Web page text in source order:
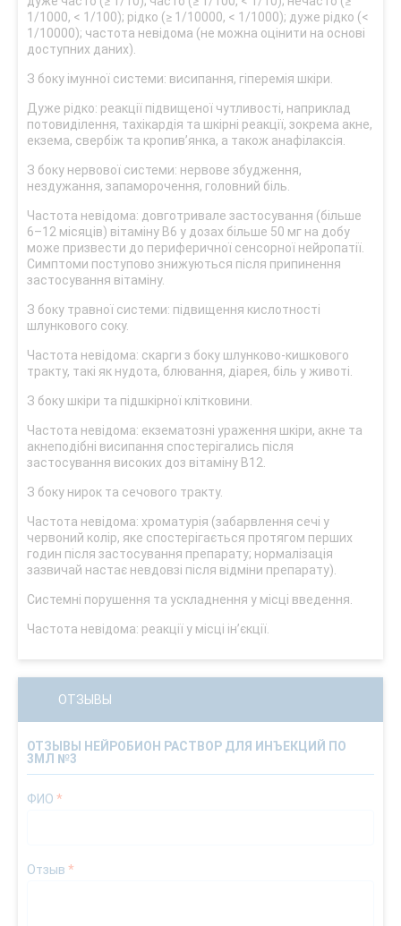
1/1000, < 1/100); рідко (≥ 1/10000, < 1/1000); дуже рідко (<
1/10000); частота невідома (не можна оцінити на основі
доступних даних).
З боку імунної системи: висипання, гіперемія шкіри.
Дуже рідко: реакції підвищеної чутливості, наприклад
потовиділення, тахікардія та шкірні реакції, зокрема акне,
екзема, свербіж та кропив’янка, а також анафілаксія.
З боку нервової системи: нервове збудження,
нездужання, запаморочення, головний біль.
Частота невідома: довготривале застосування (більше
6–12 місяців) вітаміну В6 у дозах більше 50 мг на добу
може призвести до периферичної сенсорної нейропатії.
Симптоми поступово знижуються після припинення
застосування вітаміну.
З боку травної системи: підвищення кислотності
шлункового соку.
Частота невідома: скарги з боку шлунково-кишкового
тракту, такі як нудота, блювання, діарея, біль у животі.
З боку шкіри та підшкірної клітковини.
Частота невідома: екзематозні ураження шкіри, акне та
акнеподібні висипання спостерігались після
застосування високих доз вітаміну В12.
З боку нирок та сечового тракту.
Частота невідома: хроматурія (забарвлення сечі у
червоний колір, яке спостерігається протягом перших
годин після застосування препарату; нормалізація
зазвичай настає невдовзі після відміни препарату).
Системні порушення та ускладнення у місці введення.
Частота невідома: реакції у місці ін’єкції.
ОТЗЫВЫ
ОТЗЫВЫ НЕЙРОБИОН РАСТВОР ДЛЯ ИНЪЕКЦИЙ ПО
3МЛ №3
ФИО *
Отзыв *